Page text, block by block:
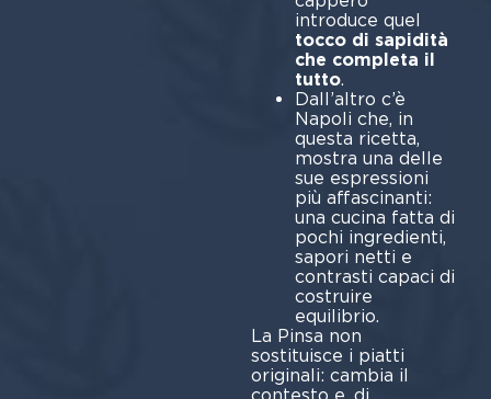
introduce quel
tocco di sapidità
che completa il
tutto.
Dall’altro c’è
Napoli che, in
questa ricetta,
mostra una delle
sue espressioni
più affascinanti:
una cucina fatta di
pochi ingredienti,
sapori netti e
contrasti capaci di
costruire
La Pinsa non
sostituisce i piatti
originali: cambia il